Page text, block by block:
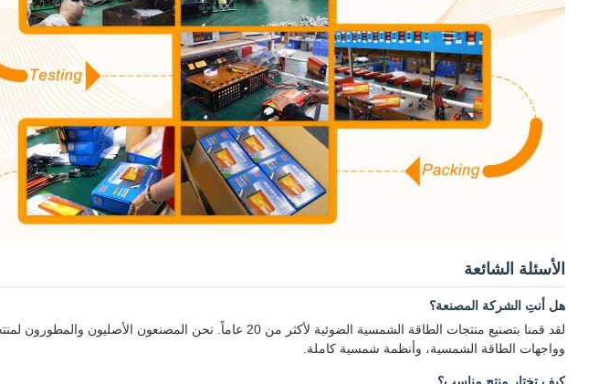
الأسئلة الشائعة
هل أنتِ الشركة المصنعة؟
لقد قمنا بتصنيع منتجات الطاقة الشمسية الضوئية لأكثر من 20
وواجهات الطاقة الشمسية، وأنظمة شمسية كاملة.